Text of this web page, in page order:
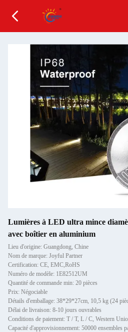
Lumières à LED ultra mince
avec boîtier en aluminium
Lieu d'origine: Guangdong, Chine
Nom de marque: Joyful Partner
Certification: CE, EMC,RoHS
Numéro de modèle: 1E82512UM
Quantité de commande min: 20 pièces
Prix: Négociable
Détails d'emballage: 38*29*27cm, 10,5 kg (24
Délai de livraison: 8-10 jours ouvrables
Conditions de paiement: T / T, L / C, Western
Capacité d'approvisionnement: 50000 ensembles